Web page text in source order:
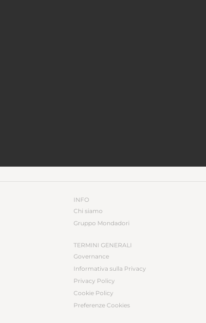
INFO
Chi siamo
Gruppo Mondadori
TERMINI GENERALI
Governance
Informativa sulla Privacy
Privacy Policy
Cookie Policy
Preferenze Cookies